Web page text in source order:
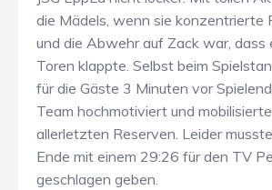
die Mädels, wenn sie konzentrierte
und die Abwehr auf Zack war, dass
Toren klappte. Selbst beim
für die Gäste 3 Minuten vor
Team hochmotiviert und
allerletzten Reserven. Leider
Ende mit einem 29:26 für den TV
geschlagen geben.